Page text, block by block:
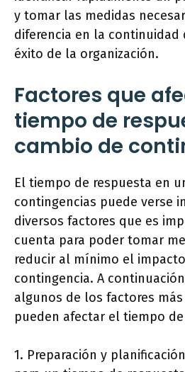
y tomar las medidas
diferencia en la continuidad
éxito de la organización.
Factores que
tiempo de
cambio de
El tiempo de respuesta en
contingencias puede verse
diversos factores que es
cuenta para poder tomar
reducir al mínimo el
contingencia. A
algunos de los factores
pueden afectar el tiempo
1. Preparación y